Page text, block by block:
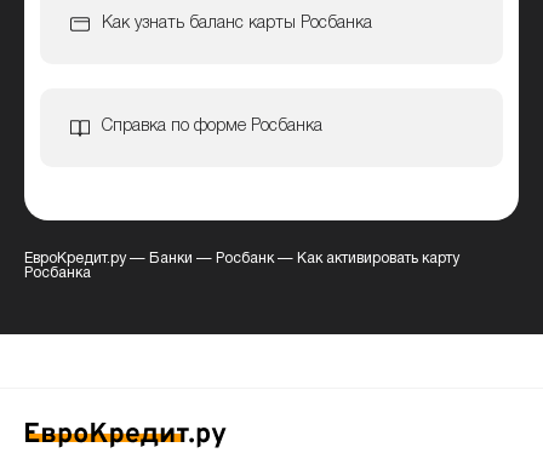
Как узнать баланс карты Росбанка
Справка по форме Росбанка
ЕвроКредит.ру— Банки — Росбанк— Как активировать карту
Росбанка